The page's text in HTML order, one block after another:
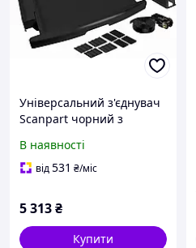
Універсальний з'єднувач
Scanpart чорний з
сушарки
В наявності
від531 ₴/міс
5 313₴
Купити